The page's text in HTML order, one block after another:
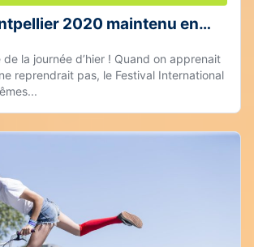
2020 maintenu en…
de la journée d’hier ! Quand on apprenait
reprendrait pas, le Festival International